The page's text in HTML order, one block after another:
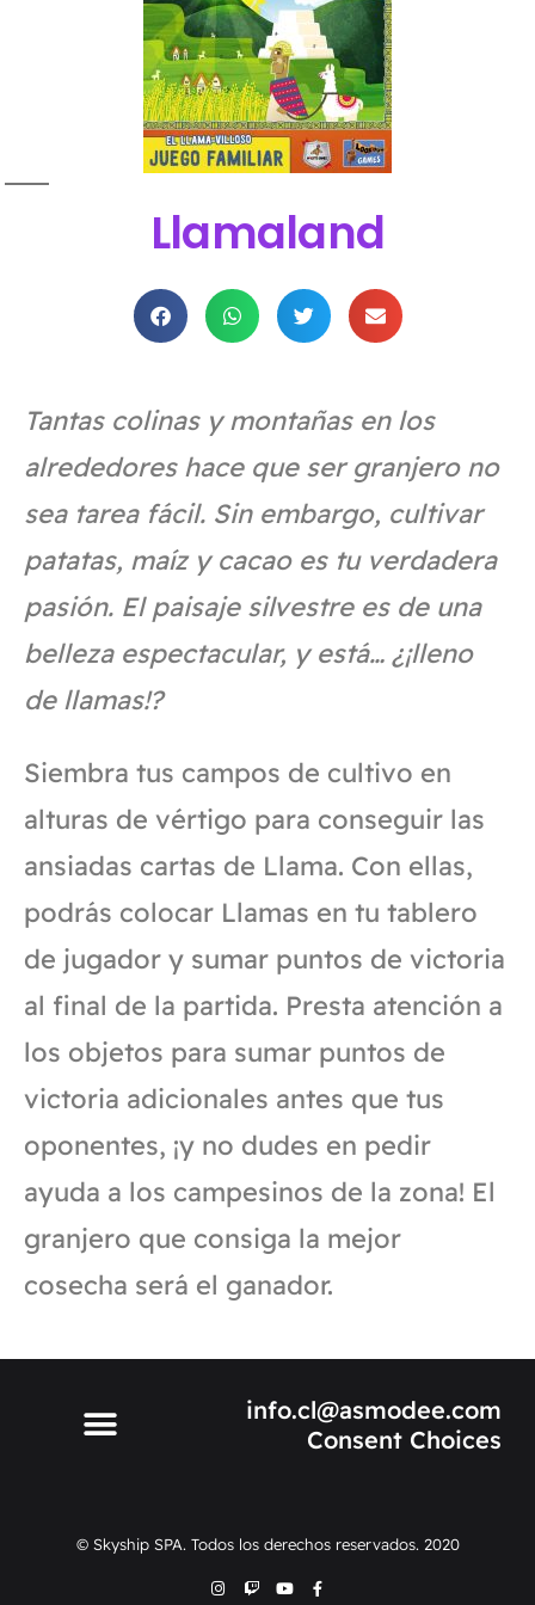
Llamaland
Tantas colinas y montañas en los
alrededores hace que ser granjero no
sea tarea fácil. Sin embargo, cultivar
patatas, maíz y cacao es tu verdadera
pasión. El paisaje silvestre es de una
belleza espectacular, y está… ¿¡lleno
de llamas!?
Siembra tus campos de cultivo en
alturas de vértigo para conseguir las
ansiadas cartas de Llama. Con ellas,
podrás colocar Llamas en tu tablero
de jugador y sumar puntos de victoria
al final de la partida. Presta atención a
los objetos para sumar puntos de
victoria adicionales antes que tus
oponentes, ¡y no dudes en pedir
ayuda a los campesinos de la zona! El
granjero que consiga la mejor
cosecha será el ganador.
info.cl@asmodee.com
Consent Choices
© Skyship SPA. Todos los derechos reservados. 2020